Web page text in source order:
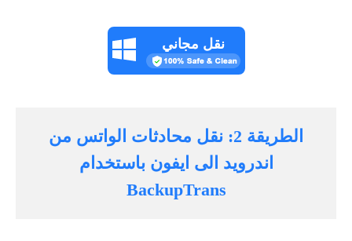
نقل مجاني
الطريقة 2: نقل محادثات الواتس من
اندرويد الى ايفون باستخدام
BackupTrans